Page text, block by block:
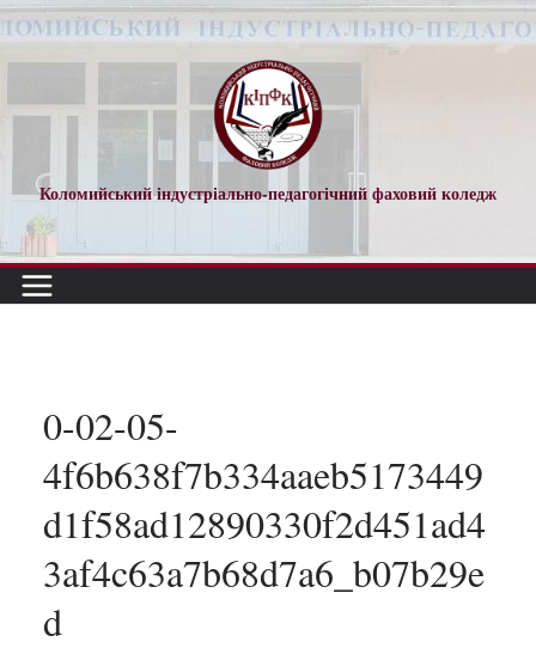
Перейти
до
Коломийський індустріально-педагогічний фаховий коледж
0-02-05-
4f6b638f7b334aaeb5173449
d1f58ad12890330f2d451ad4
3af4c63a7b68d7a6_b07b29e
d